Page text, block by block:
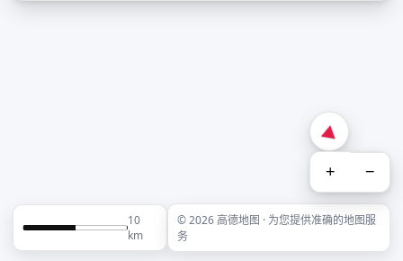
+ −
10
km
© 2026 高德地图 · 为您提供准确的地图服
务